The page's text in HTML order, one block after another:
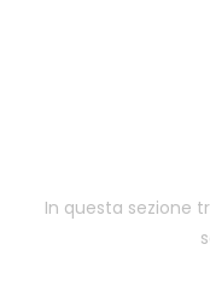
In questa sezione